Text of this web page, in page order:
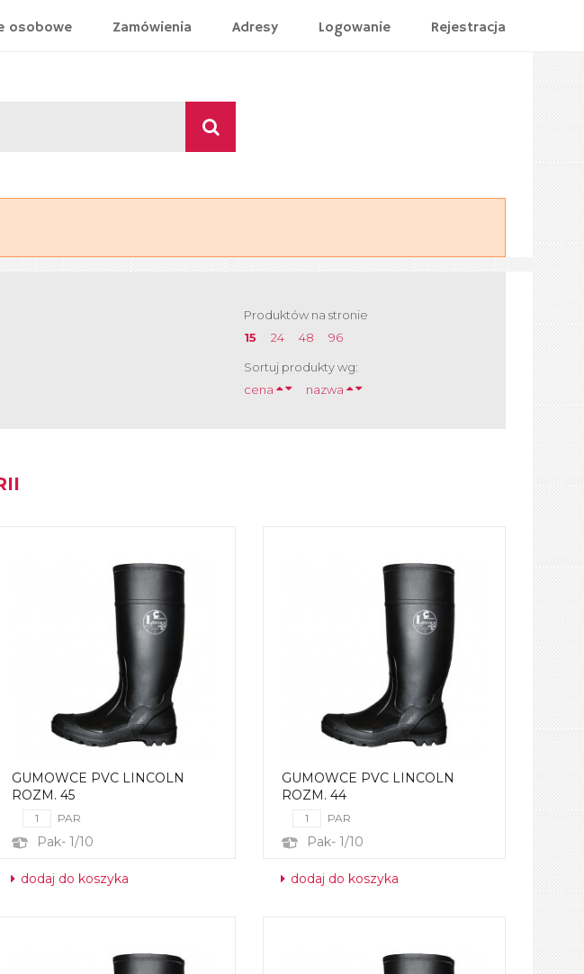
osobowe Zamówienia Adresy Logowanie Rejestracja
Produktów na stronie
15
24 48 96
Sortuj produkty wg:
cena
nazwa
GUMOWCE PVC LINCOLN
ROZM. 45
PAR
Pak- 1/10
dodaj do koszyka
GUMOWCE PVC LINCOLN
ROZM. 44
PAR
Pak- 1/10
dodaj do koszyka